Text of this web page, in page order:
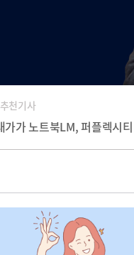
천기사
가가 노트북LM, 퍼플렉시